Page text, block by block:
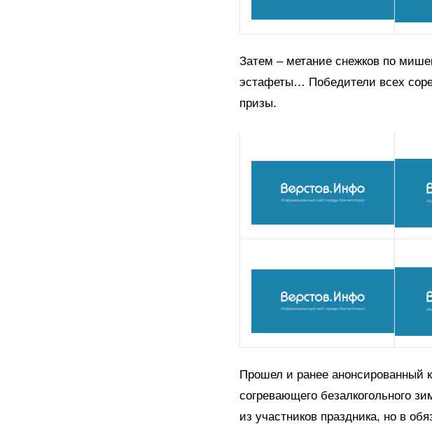
Затем – метание снежков по
эстафеты… Победители всех
призы.
Прошел и ранее анонсированный
согревающего безалкогольного
из участников праздника, но в